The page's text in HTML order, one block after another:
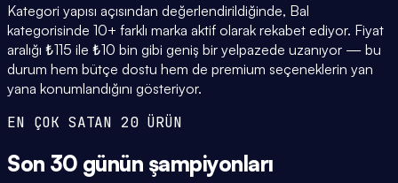
Kategori yapısı açısından değerlendirildiğinde, Bal
kategorisinde 10+ farklı marka aktif olarak rekabet ediyor. Fiyat
aralığı ₺115 ile ₺10 bin gibi geniş bir yelpazede uzanıyor — bu
durum hem bütçe dostu hem de premium seçeneklerin yan
yana konumlandığını gösteriyor.
EN ÇOK SATAN 20 ÜRÜN
Son 30 günün şampiyonları